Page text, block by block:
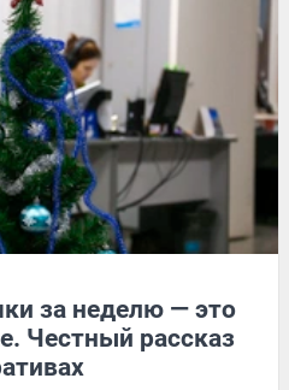
за неделю — это
Честный рассказ